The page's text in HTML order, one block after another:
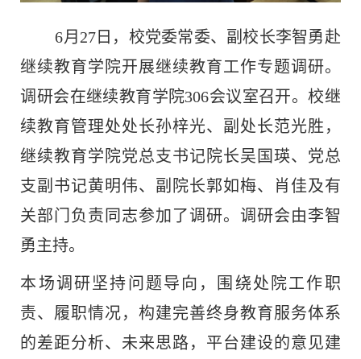
6月 27日，校党委常委、副校长李智勇赴
继续教育学院开展继续教育工作专题调研。
调研会在继续教育学院306会议室召开。校继
续教育管理处处长孙梓光、副处长范光胜，
继续教育学院党总支书记院长吴国瑛、党总
支副书记黄明伟、副院长郭如梅、肖佳及有
关部门负责同志参加了调研。调研会由李智
勇主持。
本场调研坚持问题导向，围绕处院工作职
责、履职情况，构建完善终身教育服务体系
的差距分析、未来思路，平台建设的意见建